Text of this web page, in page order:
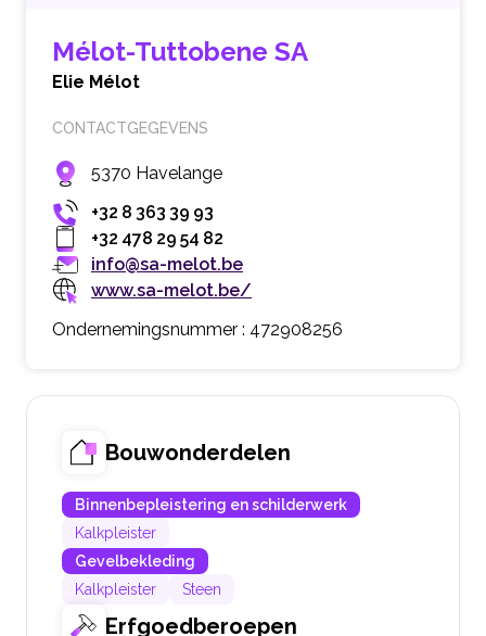
Mélot-Tuttobene SA
Elie Mélot
CONTACTGEGEVENS
5370 Havelange
+32 8 363 39 93
+32 478 29 54 82
info@sa-melot.be
www.sa-melot.be/
Ondernemingsnummer : 472908256
Bouwonderdelen
Binnenbepleistering en schilderwerk
Kalkpleister
Gevelbekleding
Kalkpleister
Steen
Erfgoedberoepen